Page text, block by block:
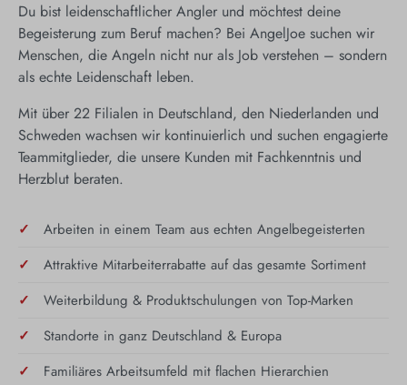
Du bist leidenschaftlicher Angler und möchtest deine
Begeisterung zum Beruf machen? Bei AngelJoe suchen wir
Menschen, die Angeln nicht nur als Job verstehen – sondern
als echte Leidenschaft leben.
Mit über 22 Filialen in Deutschland, den Niederlanden und
Schweden wachsen wir kontinuierlich und suchen engagierte
Teammitglieder, die unsere Kunden mit Fachkenntnis und
Herzblut beraten.
Arbeiten in einem Team aus echten Angelbegeisterten
Attraktive Mitarbeiterrabatte auf das gesamte Sortiment
Weiterbildung & Produktschulungen von Top-Marken
Standorte in ganz Deutschland & Europa
Familiäres Arbeitsumfeld mit flachen Hierarchien